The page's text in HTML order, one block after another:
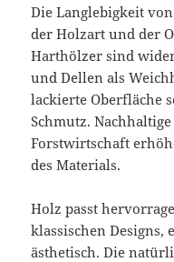
Die Langlebigkeit
der Holzart und der
Harthölzer sind
und Dellen als
lackierte Oberfläche
Schmutz.
Forstwirtschaft
des Materials.
Holz passt
klassischen Designs,
ästhetisch. Die